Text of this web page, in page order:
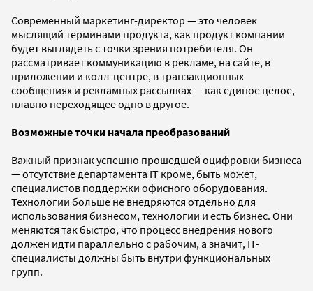
Современный маркетинг-директор — это человек
мыслящий терминами продукта, как продукт компании
будет выглядеть с точки зрения потребителя. Он
рассматривает коммуникацию в рекламе, на сайте, в
приложении и колл-центре, в транзакционных
сообщениях и рекламных рассылках — как единое целое,
плавно переходящее одно в другое.
Возможные точки начала преобразований
Важный признак успешно прошедшей оцифровки бизнеса
— отсутствие департамента IT кроме, быть может,
специалистов поддержки офисного оборудования.
Технологии больше не внедряются отдельно для
использования бизнесом, технологии и есть бизнес. Они
меняются так быстро, что процесс внедрения нового
должен идти параллельно с рабочим, а значит, IT-
специалисты должны быть внутри функциональных
групп.